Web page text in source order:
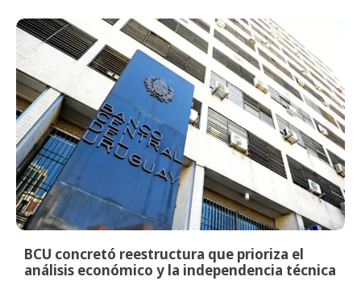
BCU concretó reestructura que prioriza el
análisis económico y la independencia técnica